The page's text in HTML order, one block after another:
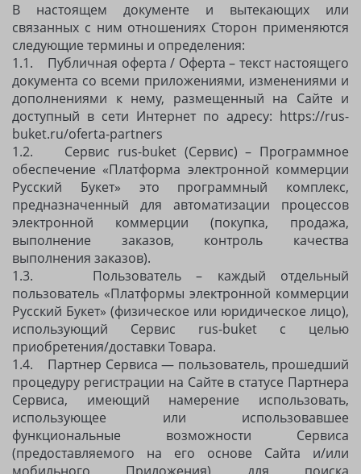
В настоящем документе и вытекающих или
связанных с ним отношениях Сторон применяются
следующие термины и определения:
1.1. Публичная оферта / Оферта – текст настоящего
документа со всеми приложениями, изменениями и
дополнениями к нему, размещенный на Сайте и
доступный в сети Интернет по адресу: https://rus-
buket.ru/oferta-partners
1.2. Сервис rus-buket (Сервис) – Программное
обеспечение «Платформа электронной коммерции
Русский Букет» это программный комплекс,
предназначенный для автоматизации процессов
электронной коммерции (покупка, продажа,
выполнение заказов, контроль качества
выполнения заказов).
1.3. Пользователь – каждый отдельный
пользователь «Платформы электронной коммерции
Русский Букет» (физическое или юридическое лицо),
использующий Сервис rus-buket с целью
приобретения/доставки Товара.
1.4. Партнер Сервиса — пользователь, прошедший
процедуру регистрации на Сайте в статусе Партнера
Сервиса, имеющий намерение использовать,
использующее или использовавшее
функциональные возможности Сервиса
(предоставляемого на его основе Сайта и/или